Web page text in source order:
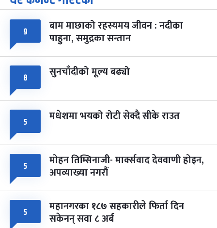
आइत चैत्र ७, २०८३-Mar 21, 2027
८ फागुपूर्णिमा
चैत्र ८, २०८३-Mar 22, 2027
७ महिना बाँकी
९ बाम माछाको रहस्यमय जीवन : नदीका
पाहुना, समुद्रका सन्तान
८ सुनचाँदीको मूल्य बढ्यो
५ मधेशमा भयको रोटी सेक्दै सीके राउत
५ मोहन तिम्सिनाजी- मार्क्सवाद देववाणी होइन,
अपव्याख्या नगरौं
५ महानगरका १८७ सहकारीले फिर्ता दिन
सकेनन् सवा ८ अर्ब